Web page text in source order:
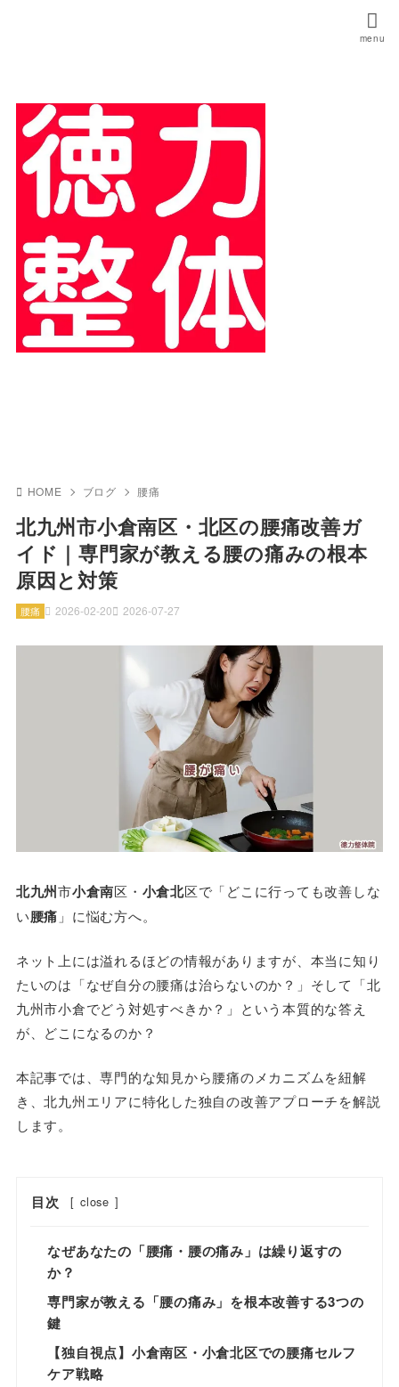
HOME ブログ 腰痛
北九州市小倉南区・北区の腰痛改善ガ
イド｜専門家が教える腰の痛みの根本
原因と対策
2026-02-20 2026-07-27
腰痛
北九州市小倉南区・ 小倉北区で「どこに行っても改善しな
い腰痛 」に悩む方へ。
ネット上には溢れるほどの情報がありますが、本当に知り
たいのは「なぜ自分の腰痛は治らないのか？ 」そして「北
九州市小倉でどう対処すべきか？ 」という本質的な答え
が、どこになるのか？
本記事では、専門的な知見から腰痛のメカニズムを紐解
き、北九州エリアに特化した独自の改善アプローチを解説
します。
目次 [ close ]
なぜあなたの「腰痛・腰の痛み」は繰り返すの
か？
専門家が教える「腰の痛み」を根本改善する3つの
鍵
【独自視点】小倉南区・小倉北区での腰痛セルフ
ケア戦略